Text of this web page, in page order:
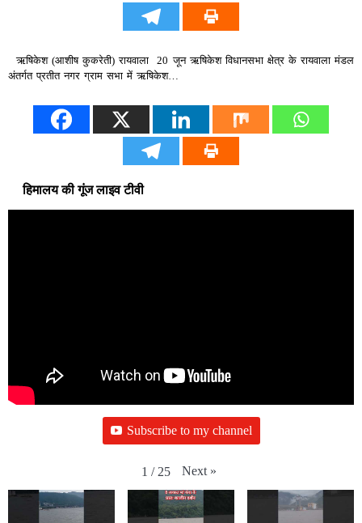
ऋषिकेश (आशीष कुकरेती) रायवाला 20 जून ऋषिकेश विधानसभा क्षेत्र के रायवाला मंडल
अंतर्गत प्रतीत नगर ग्राम सभा में ऋषिकेश…
हिमालय की गूंज लाइव टीवी
Subscribe to my channel
1 / 25 Next »